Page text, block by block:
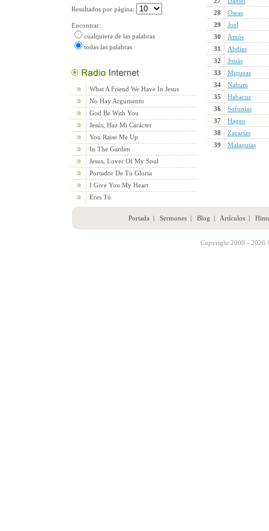
Resultados por página:
Encontrar:
cualquiera de las palabras
todas las palabras
What A Friend We Have In Jesus
No Hay Argumento
God Be With You
Jesús, Haz Mi Carácter
You Raise Me Up
In The Garden
Jesus, Lover Of My Soul
Portador De Tu Gloria
I Give You My Heart
Eres Tú
28
Oseas
29
Joel
30
Amós
31
Abdías
32
Jonás
33
Miqueas
34
Nahum
35
Habacuc
36
Sofonías
37
Hageo
38
Zacarías
39
Malaquías
Portada | Sermones| Blog | Artículos|
Copyright 2000 - 2026